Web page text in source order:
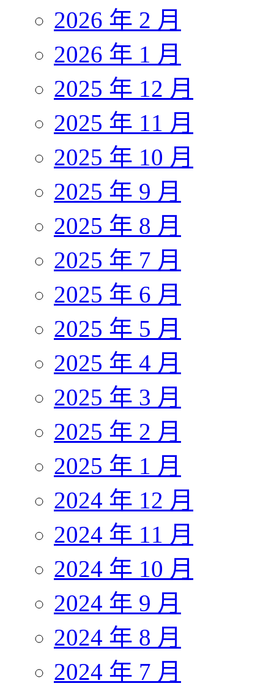
2026 年 2 月
2026 年 1 月
2025 年 12 月
2025 年 11 月
2025 年 10 月
2025 年 9 月
2025 年 8 月
2025 年 7 月
2025 年 6 月
2025 年 5 月
2025 年 4 月
2025 年 3 月
2025 年 2 月
2025 年 1 月
2024 年 12 月
2024 年 11 月
2024 年 10 月
2024 年 9 月
2024 年 8 月
2024 年 7 月